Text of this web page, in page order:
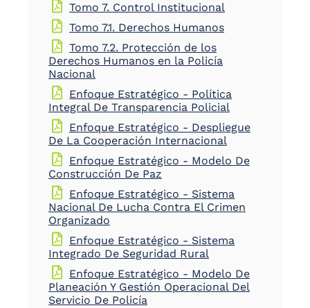
Tomo 7. Control Institucional
Tomo 7.1. Derechos Humanos
Tomo 7.2. Protección de los
Derechos Humanos en la Policía
Nacional
Enfoque Estratégico - Política
Integral De Transparencia Policial
Enfoque Estratégico - Despliegue
De La Cooperación Internacional
Enfoque Estratégico - Modelo De
Construcción De Paz
Enfoque Estratégico - Sistema
Nacional De Lucha Contra El Crimen
Organizado
Enfoque Estratégico - Sistema
Integrado De Seguridad Rural
Enfoque Estratégico - Modelo De
Planeación Y Gestión Operacional Del
Servicio De Policía